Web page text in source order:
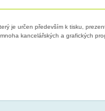
je určen především k tisku,
kancelářských a grafických